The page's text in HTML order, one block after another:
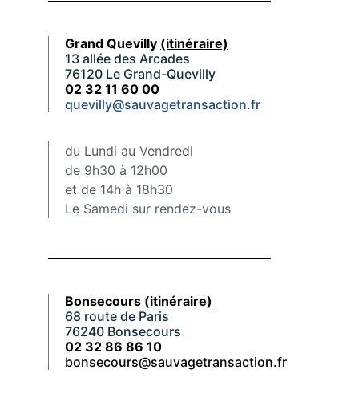
Grand Quevilly (itinéraire)
13 allée des Arcades
76120 Le Grand-Quevilly
02 32 11 60 00
quevilly@sauvagetransaction.fr
du Lundi au Vendredi
de 9h30 à 12h00
et de 14h à 18h30
Le Samedi sur rendez-vous
Bonsecours (itinéraire)
68 route de Paris
76240 Bonsecours
02 32 86 86 10
bonsecours@sauvagetransaction.fr